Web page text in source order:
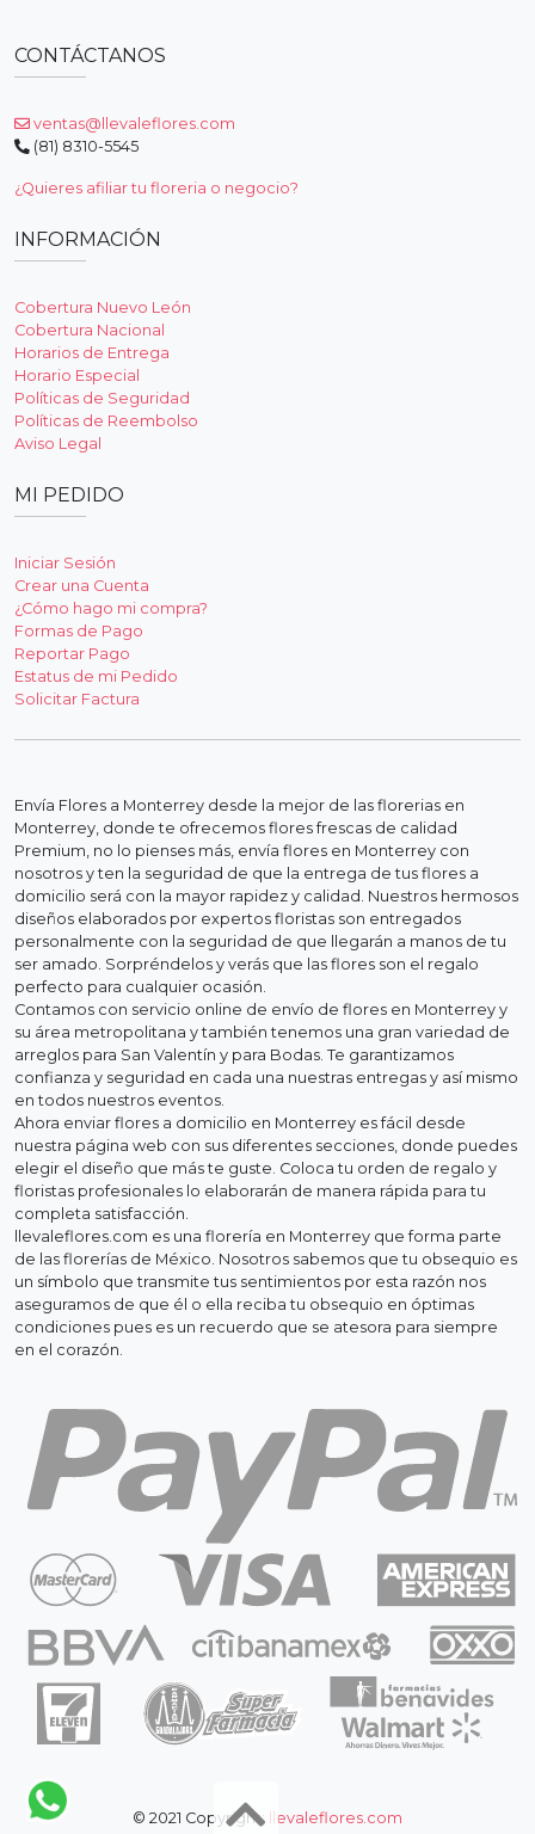
CONTÁCTANOS
ventas@llevaleflores.com
(81) 8310-5545
¿Quieres afiliar tu floreria o negocio?
INFORMACIÓN
Cobertura Nuevo León
Cobertura Nacional
Horarios de Entrega
Horario Especial
Políticas de Seguridad
Políticas de Reembolso
Aviso Legal
MI PEDIDO
Iniciar Sesión
Crear una Cuenta
¿Cómo hago mi compra?
Formas de Pago
Reportar Pago
Estatus de mi Pedido
Solicitar Factura
Envía Flores a Monterrey desde la mejor de las florerias en
Monterrey, donde te ofrecemos flores frescas de calidad
Premium, no lo pienses más, envía flores en Monterrey con
nosotros y ten la seguridad de que la entrega de tus flores a
domicilio será con la mayor rapidez y calidad. Nuestros hermosos
diseños elaborados por expertos floristas son entregados
personalmente con la seguridad de que llegarán a manos de tu
ser amado. Sorpréndelos y verás que las flores son el regalo
perfecto para cualquier ocasión.
Contamos con servicio online de envío de flores en Monterrey y
su área metropolitana y también tenemos una gran variedad de
arreglos para San Valentín y para Bodas. Te garantizamos
confianza y seguridad en cada una nuestras entregas y así mismo
en todos nuestros eventos.
Ahora enviar flores a domicilio en Monterrey es fácil desde
nuestra página web con sus diferentes secciones, donde puedes
elegir el diseño que más te guste. Coloca tu orden de regalo y
floristas profesionales lo elaborarán de manera rápida para tu
completa satisfacción.
llevaleflores.com es una florería en Monterrey que forma parte
de las florerías de México. Nosotros sabemos que tu obsequio es
un símbolo que transmite tus sentimientos por esta razón nos
aseguramos de que él o ella reciba tu obsequio en óptimas
condiciones pues es un recuerdo que se atesora para siempre
en el corazón.
© 2021 Copyright: llevaleflores.com